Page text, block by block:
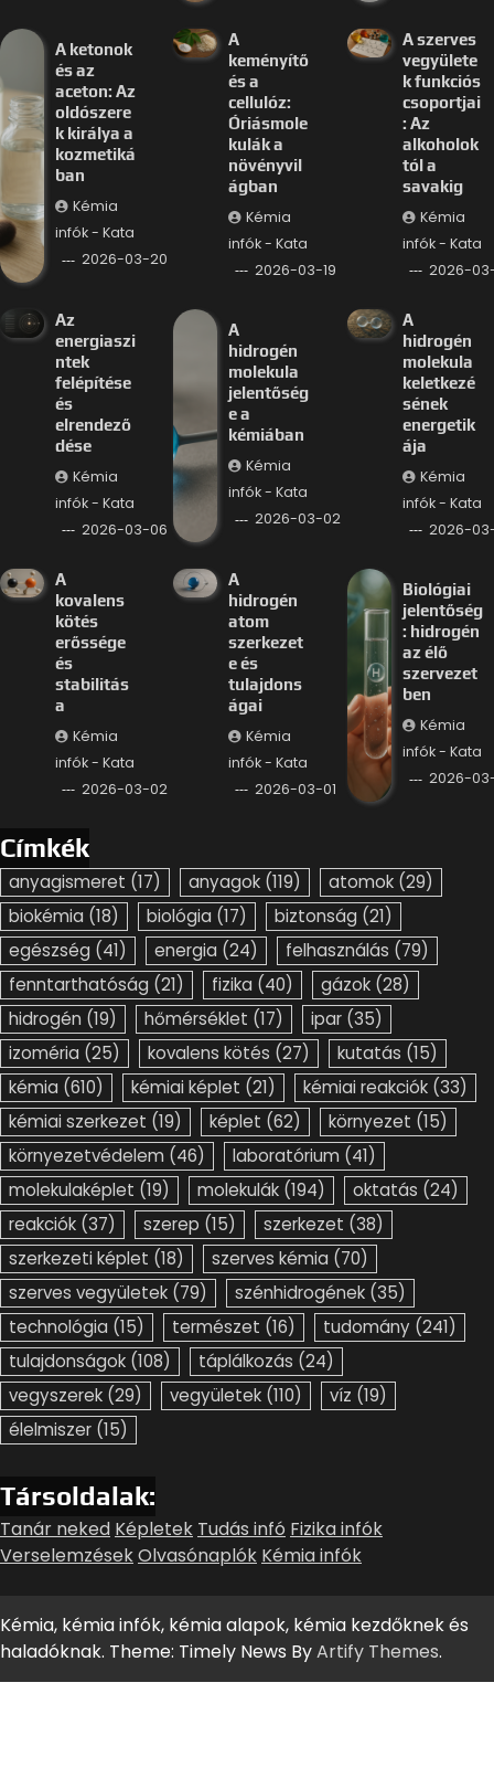
A ketonok
és az
aceton: Az
oldószere
k királya a
kozmetiká
ban
Kémia
infók - Kata
2026-03-20
A
keményítő
és a
cellulóz:
Óriásmole
kulák a
növényvil
ágban
Kémia
infók - Kata
2026-03-19
A szerves
vegyülete
k funkciós
csoportjai
: Az
alkoholok
tól a
savakig
Kémia
infók - Kata
2026-
Az
energiaszi
ntek
felépítése
és
elrendező
dése
Kémia
infók - Kata
2026-03-06
A
hidrogén
molekula
jelentőség
e a
kémiában
Kémia
infók - Kata
2026-03-02
A
hidrogén
molekula
keletkezé
sének
energetik
ája
Kémia
infók - Kata
2026-
A
kovalens
kötés
erőssége
és
stabilitás
a
Kémia
infók - Kata
2026-03-02
A
hidrogén
atom
szerkezet
e és
tulajdons
ágai
Kémia
infók - Kata
2026-03-01
Biológiai
jelentőség
: hidrogén
az élő
szervezet
ben
Kémia
infók - Kata
2026-
Címkék
anyagismeret (17) anyagok (119) atomok (29)
biokémia (18) biológia (17) biztonság (21)
egészség (41) energia (24) felhasználás (79)
fenntarthatóság (21) fizika (40) gázok (28)
hidrogén (19) hőmérséklet (17) ipar (35)
izoméria (25) kovalens kötés (27) kutatás (15)
kémia (610) kémiai képlet (21) kémiai reakciók (33)
kémiai szerkezet (19) képlet (62) környezet (15)
környezetvédelem (46) laboratórium (41)
molekulaképlet (19) molekulák (194) oktatás (24)
reakciók (37) szerep (15) szerkezet (38)
szerkezeti képlet (18) szerves kémia (70)
szerves vegyületek (79) szénhidrogének (35)
technológia (15) természet (16) tudomány (241)
tulajdonságok (108) táplálkozás (24)
vegyszerek (29) vegyületek (110) víz (19)
élelmiszer (15)
Társoldalak:
Tanár neked Képletek Tudás infó Fizika infók
VerselemzésekOlvasónaplók Kémia infók
Kémia, kémia infók, kémia alapok, kémia kezdőknek és
haladóknak. Theme: Timely News ByArtify Themes.